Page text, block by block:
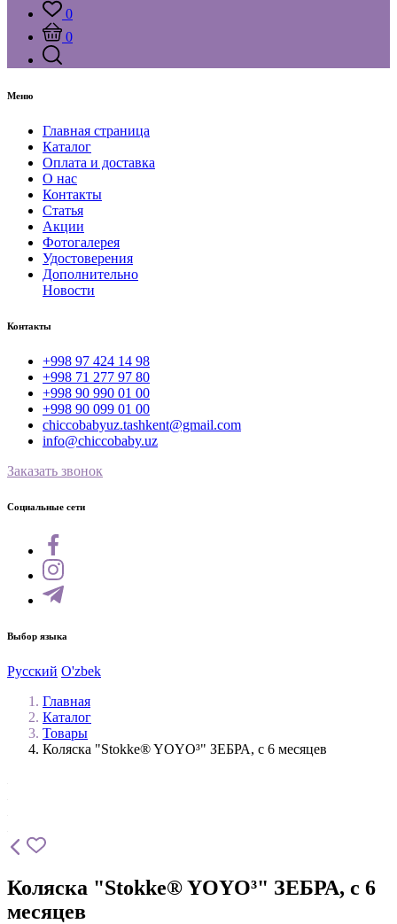
0
0
Меню
Главная страница
Каталог
Оплата и доставка
О нас
Контакты
Статья
Акции
Фотогалерея
Удостоверения
Дополнительно
Новости
Контакты
+998 97 424 14 98
+998 71 277 97 80
+998 90 990 01 00
+998 90 099 01 00
chiccobabyuz.tashkent@gmail.com
info@chiccobaby.uz
Заказать звонок
Социальные сети
Выбор языка
Русский O'zbek
Главная
Каталог
Товары
Коляска "Stokke® YOYO³" ЗЕБРА, с 6 месяцев
Коляска "Stokke® YOYO³" ЗЕБРА, с 6
месяцев